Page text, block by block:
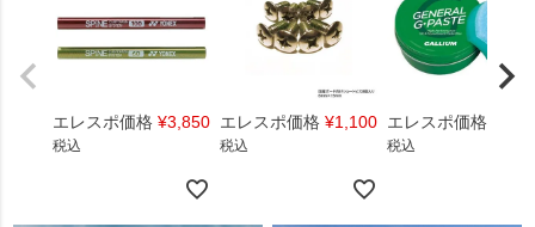
エレスポ価格 ¥3,850
税込
エレスポ価格 ¥1,100
税込
エレスポ価格
税込